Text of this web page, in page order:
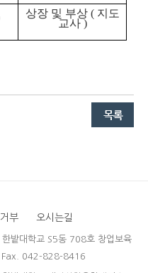
상장 및 부상 ( 지도
교사)
부 오시는길
밭대학교 S5동 708호 창업보육
Fax. 042-828-8416